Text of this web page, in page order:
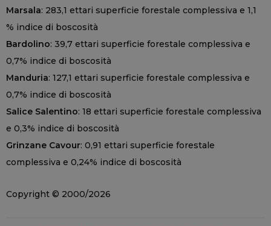
Marsala: 283,1 ettari superficie forestale complessiva e 1,1
% indice di boscosità
Bardolino: 39,7 ettari superficie forestale complessiva e
0,7% indice di boscosità
Manduria: 127,1 ettari superficie forestale complessiva e
0,7% indice di boscosità
Salice Salentino: 18 ettari superficie forestale complessiva
e 0,3% indice di boscosità
Grinzane Cavour: 0,91 ettari superficie forestale
complessiva e 0,24% indice di boscosità
Copyright © 2000/2026